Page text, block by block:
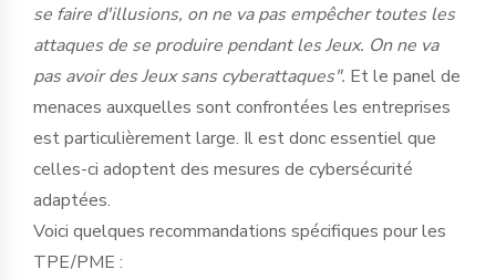
se faire d'illusions, on ne va pas empêcher toutes les
attaques de se produire pendant les Jeux. On ne va
pas avoir des Jeux sans cyberattaques". Et le panel de
menaces auxquelles sont confrontées les entreprises
est particulièrement large. Il est donc essentiel que
celles-ci adoptent des mesures de cybersécurité
adaptées.
Voici quelques recommandations spécifiques pour les
TPE/PME :